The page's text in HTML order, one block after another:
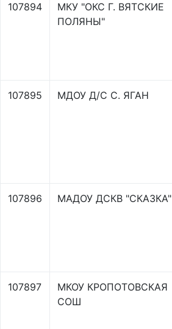
107894
МКУ "ОКС Г. ВЯТСКИЕ
ПОЛЯНЫ"
107895 МДОУ Д/С С. ЯГАН
107896 МАДОУ ДСКВ "СКАЗКА"
107897
МКОУ КРОПОТОВСКАЯ
СОШ